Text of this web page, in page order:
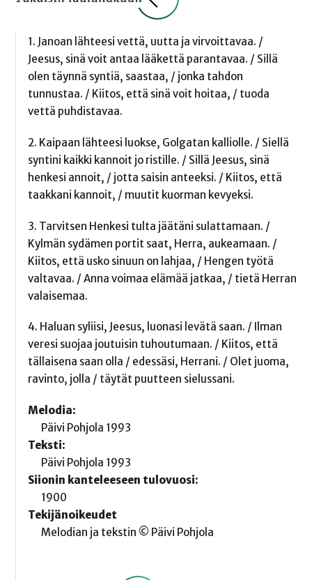
1. Janoan lähteesi vettä, uutta ja virvoittavaa. /
Jeesus, sinä voit antaa lääkettä parantavaa. / Sillä
olen täynnä syntiä, saastaa, / jonka tahdon
tunnustaa. / Kiitos, että sinä voit hoitaa, / tuoda
vettä puhdistavaa.
2. Kaipaan lähteesi luokse, Golgatan kalliolle. / Siellä
syntini kaikki kannoit jo ristille. / Sillä Jeesus, sinä
henkesi annoit, / jotta saisin anteeksi. / Kiitos, että
taakkani kannoit, / muutit kuorman kevyeksi.
3. Tarvitsen Henkesi tulta jäätäni sulattamaan. /
Kylmän sydämen portit saat, Herra, aukeamaan. /
Kiitos, että usko sinuun on lahjaa, / Hengen työtä
valtavaa. / Anna voimaa elämää jatkaa, / tietä Herran
valaisemaa.
4. Haluan syliisi, Jeesus, luonasi levätä saan. / Ilman
veresi suojaa joutuisin tuhoutumaan. / Kiitos, että
tällaisena saan olla / edessäsi, Herrani. / Olet juoma,
ravinto, jolla / täytät puutteen sielussani.
Melodia:
Päivi Pohjola 1993
Teksti:
Päivi Pohjola 1993
Siionin kanteleeseen tulovuosi:
1900
Tekijänoikeudet
Melodian ja tekstin © Päivi Pohjola